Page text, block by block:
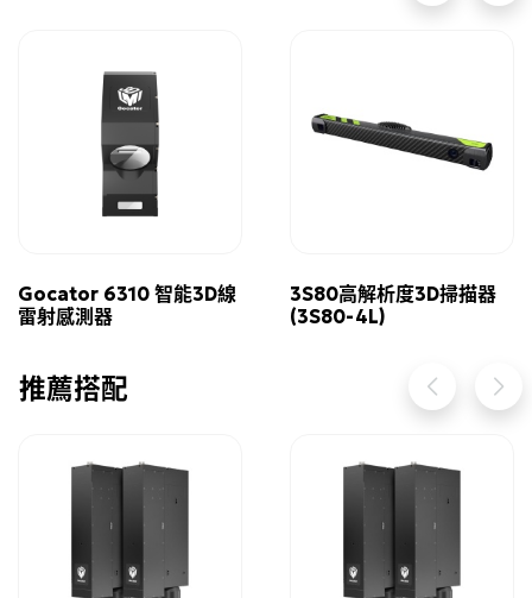
Gocator 6310 智能3D線
雷射感測器
3S80高解析度3D掃描器
(3S80-4L)
推薦搭配